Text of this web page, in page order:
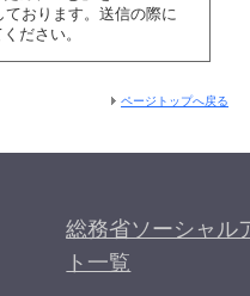
ております。送信の際に
ださい。
ページトップへ戻る
総務省ソーシャル
ト一覧